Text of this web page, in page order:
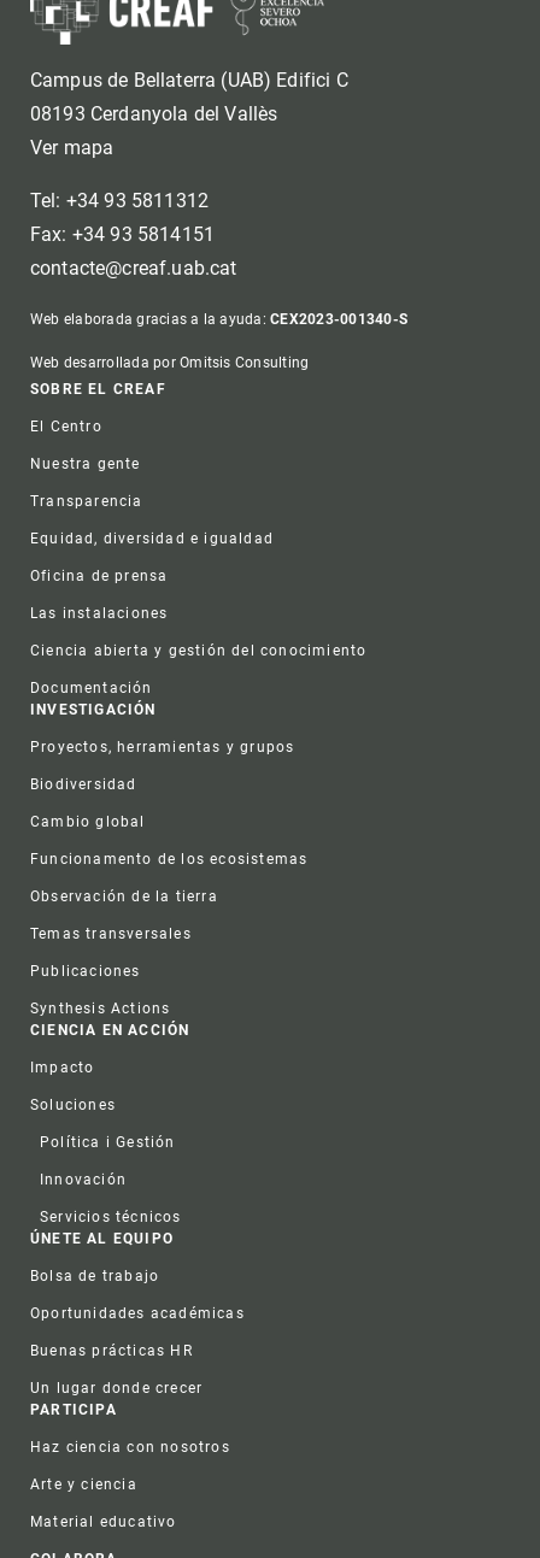
Campus de Bellaterra (UAB) Edifici C
08193 Cerdanyola del Vallès
Ver mapa
Tel: +34 93 5811312
Fax: +34 93 5814151
contacte@creaf.uab.cat
Web elaborada gracias a la ayuda:CEX2023-001340-S
Web desarrollada por Omitsis Consulting
Footer
SOBRE EL CREAF
El Centro
Nuestra gente
Transparencia
Equidad, diversidad e igualdad
Oficina de prensa
Las instalaciones
Ciencia abierta y gestión del conocimiento
Documentación
INVESTIGACIÓN
Proyectos, herramientas y grupos
Biodiversidad
Cambio global
Funcionamento de los ecosistemas
Observación de la tierra
Temas transversales
Publicaciones
Synthesis Actions
CIENCIA EN ACCIÓN
Impacto
Soluciones
Política i Gestión
Innovación
Servicios técnicos
ÚNETE AL EQUIPO
Bolsa de trabajo
Oportunidades académicas
Buenas prácticas HR
Un lugar donde crecer
PARTICIPA
Haz ciencia con nosotros
Arte y ciencia
Material educativo